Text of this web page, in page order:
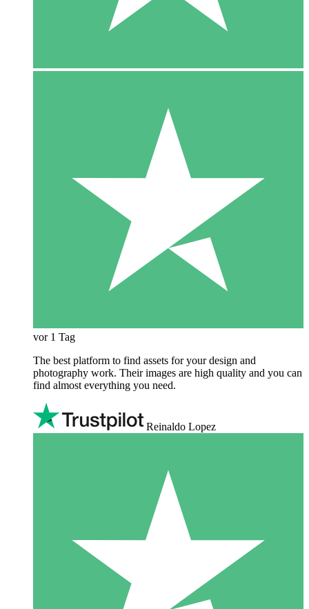
vor 1 Tag
The best platform to find assets for your design and
photography work. Their images are high quality and you can
find almost everything you need.
Reinaldo Lopez